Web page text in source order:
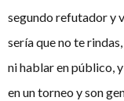
segundo refutador y
sería que no te
ni hablar en público,
en un torneo y son